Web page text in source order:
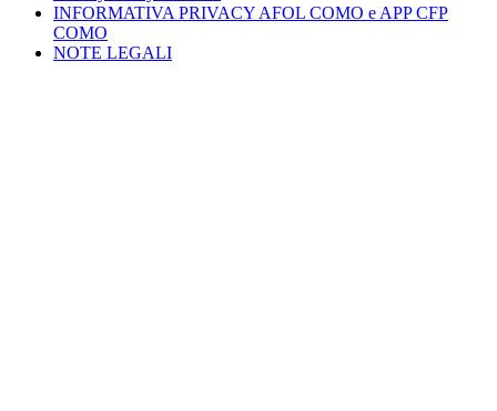
INFORMATIVA PRIVACY AFOL COMO e APP CFP
COMO
NOTE LEGALI